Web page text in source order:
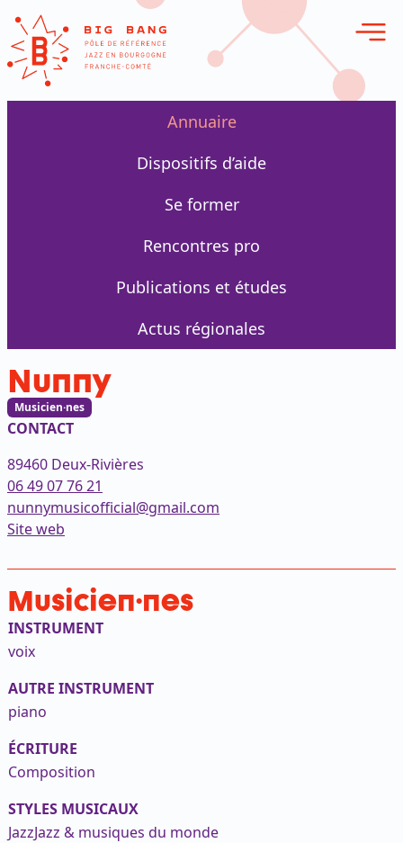
en ligne
Annuaire
Dispositifs d’aide
Se former
Rencontres pro
Publications et études
Actus régionales
Nunny
Musicien·nes
CONTACT
89460 Deux-Rivières
06 49 07 76 21
nunnymusicofficial@gmail.com
Site web
Musicien·nes
INSTRUMENT
voix
AUTRE INSTRUMENT
piano
ÉCRITURE
Composition
STYLES MUSICAUX
JazzJazz & musiques du monde